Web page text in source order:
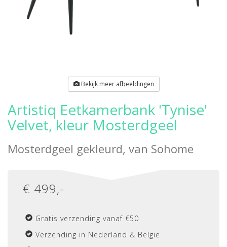
Bekijk meer afbeeldingen
Artistiq Eetkamerbank 'Tynise'
Velvet, kleur Mosterdgeel
Mosterdgeel gekleurd, van Sohome
€ 499,-
Gratis verzending vanaf €50
Verzending in Nederland & België